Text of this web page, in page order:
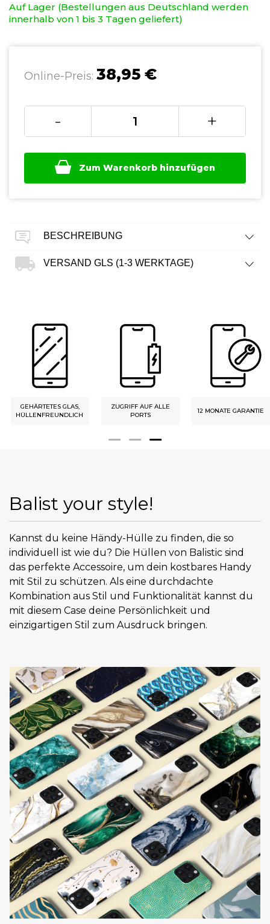
Auf Lager (Bestellungen aus Deutschland werden
innerhalb von 1 bis 3 Tagen geliefert)
Online-Preis: 38,95 €
- +
Zum Warenkorb hinzufügen
BESCHREIBUNG
VERSAND GLS (1-3 WERKTAGE)
ZUGRIFF AUF ALLE
PORTS
12 MONATE GARANTIE DUAL LAYER
Balist your style!
Kannst du keine Händy-Hülle zu finden, die so
individuell ist wie du? Die Hüllen von Balistic sind
das perfekte Accessoire, um dein kostbares Handy
mit Stil zu schützen. Als eine durchdachte
Kombination aus Stil und Funktionalität kannst du
mit diesem Case deine Persönlichkeit und
einzigartigen Stil zum Ausdruck bringen.